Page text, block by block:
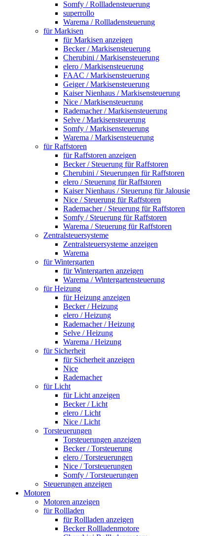
Somfy / Rollladensteuerung
superrollo
Warema / Rollladensteuerung
für Markisen
für Markisen anzeigen
Becker / Markisensteuerung
Cherubini / Markisensteuerung
elero / Markisensteuerung
FAAC / Markisensteuerung
Geiger / Markisensteuerung
Kaiser Nienhaus / Markisensteuerung
Nice / Markisensteuerung
Rademacher / Markisensteuerung
Selve / Markisensteuerung
Somfy / Markisensteuerung
Warema / Markisensteuerung
für Raffstoren
für Raffstoren anzeigen
Becker / Steuerung für Raffstoren
Cherubini / Steuerungen für Raffstoren
elero / Steuerung für Raffstoren
Kaiser Nienhaus / Steuerung für Jalousie
Nice / Steuerung für Raffstoren
Rademacher / Steuerung für Raffstoren
Somfy / Steuerung für Raffstoren
Warema / Steuerung für Raffstoren
Zentralsteuersysteme
Zentralsteuersysteme anzeigen
Warema
für Wintergarten
für Wintergarten anzeigen
Warema / Wintergartensteuerung
für Heizung
für Heizung anzeigen
Becker / Heizung
elero / Heizung
Rademacher / Heizung
Selve / Heizung
Warema / Heizung
für Sicherheit
für Sicherheit anzeigen
Nice
Rademacher
für Licht
für Licht anzeigen
Becker / Licht
elero / Licht
Nice / Licht
Torsteuerungen
Torsteuerungen anzeigen
Becker / Torsteuerung
elero / Torsteuerungen
Nice / Torsteuerungen
Somfy / Torsteuerungen
Steuerungen anzeigen
Motoren
Motoren anzeigen
für Rollladen
für Rollladen anzeigen
Becker Rollladenmotore